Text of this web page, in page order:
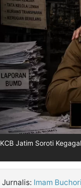
KCB Jatim Soroti
Jurnalis: Imam Buchori